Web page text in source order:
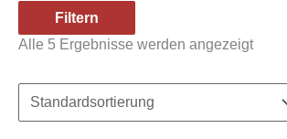
Filtern
Alle 5 Ergebnisse werden angezeigt